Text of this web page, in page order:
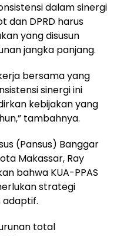
dalam sinergi
dan DPRD harus
yang disusun
jangka panjang.
bersama yang
sinergi ini
kebijakan yang
tambahnya.
(Pansus) Banggar
Makassar, Ray
bahwa KUA-PPAS
strategi
adaptif.
total